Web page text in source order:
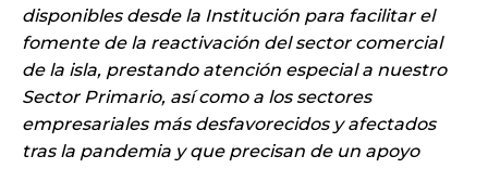
disponibles desde la Institución para facilitar el
fomente de la reactivación del sector comercial
de la isla, prestando atención especial a nuestro
Sector Primario, así como a los sectores
empresariales más desfavorecidos y afectados
tras la pandemia y que precisan de un apoyo